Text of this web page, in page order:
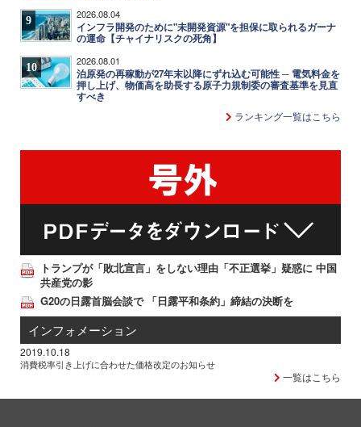
9 2026.08.04
インフラ開発のために"未開発資源"を担保に取られるガーナ
の運命【チャイナリスクの死角】
10 2026.08.01
泊原発の再稼動が27年末以降にずれ込む可能性 ─ 電気料金を
押し上げ、物価高を助長する原子力規制委の審査基準を見直
すべき
ランキング一覧はこちら
トランプが「敗北宣言」をしない理由「不正選挙」疑惑に 中国
共産党の影
G20の日露首脳会談で 「日露平和条約」締結の決断を
インフォメーション
2019.10.18
消費税率引き上げに合わせた価格改定のお知らせ
一覧はこちら